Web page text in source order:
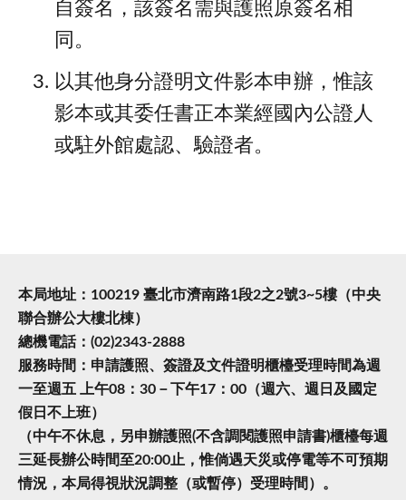
自簽名，該簽名需與護照原簽名相
同。
以其他身分證明文件影本申辦，惟該
影本或其委任書正本業經國內公證人
或駐外館處認、驗證者。
本局地址：100219 臺北市濟南路1段2之2號3~5樓（中央
聯合辦公大樓北棟）
總機電話：(02)2343-2888
服務時間：申請護照、簽證及文件證明櫃檯受理時間為週
一至週五 上午08：30－下午17：00（週六、週日及國定
假日不上班）
（中午不休息，另申辦護照(不含調閱護照申請書)櫃檯每週
三延長辦公時間至20:00止，惟倘遇天災或停電等不可預期
情況，本局得視狀況調整（或暫停）受理時間）。